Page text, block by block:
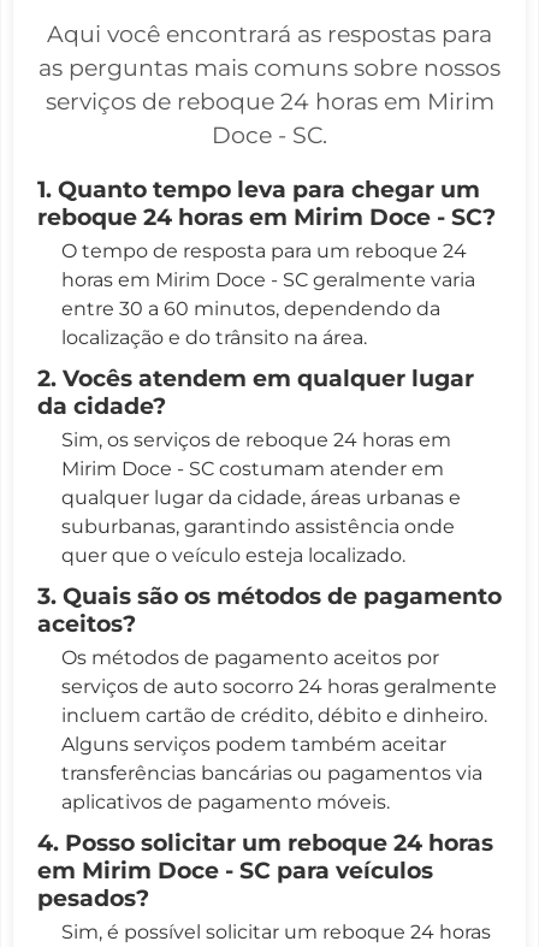
Aqui você encontrará as respostas para
as perguntas mais comuns sobre nossos
serviços de reboque 24 horas em Mirim
Doce - SC.
1. Quanto tempo leva para chegar um
reboque 24 horas em Mirim Doce - SC?
O tempo de resposta para um reboque 24
horas em Mirim Doce - SC geralmente varia
entre 30 a 60 minutos, dependendo da
localização e do trânsito na área.
2. Vocês atendem em qualquer lugar
da cidade?
Sim, os serviços de reboque 24 horas em
Mirim Doce - SC costumam atender em
qualquer lugar da cidade, áreas urbanas e
suburbanas, garantindo assistência onde
quer que o veículo esteja localizado.
3. Quais são os métodos de pagamento
aceitos?
Os métodos de pagamento aceitos por
serviços de auto socorro 24 horas geralmente
incluem cartão de crédito, débito e dinheiro.
Alguns serviços podem também aceitar
transferências bancárias ou pagamentos via
aplicativos de pagamento móveis.
4. Posso solicitar um reboque 24 horas
em Mirim Doce - SC para veículos
pesados?
Sim, é possível solicitar um reboque 24 horas